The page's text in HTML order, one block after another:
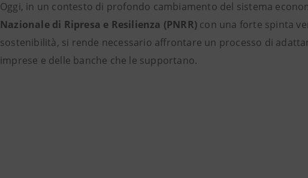
Oggi, in un contesto di profondo cambiamento del sistema
Nazionale di Ripresa e Resilienza (PNRR) con una forte spinta
sostenibilità, si rende necessario affrontare un processo di
imprese e delle banche che le supportano.